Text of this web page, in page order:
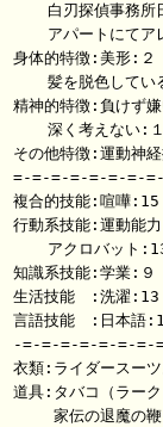
白刃探偵事務所
アパートにてア
身体的特徴:美形:２
髪を脱色してい
精神的特徴:負けず
深く考えない:１
その他特徴:運動神
=-=-=-=-=-=-=-
複合的技能:喧嘩
行動系技能:運動能
アクロバット:13
知識系技能:学業:９
生活技能　:洗濯:13
言語技能　:日本語
-=-=-=-=-=-=-=-
衣類:ライダースーツ
道具:タバコ（ラー
家伝の退魔の鞭(